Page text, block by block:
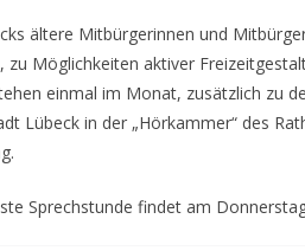
ältere Mitbürgerinnen und
zu Möglichkeiten aktiver
einmal im Monat, zusätzlich zu
Lübeck in der „Hörkammer“ des
Sprechstunde findet am